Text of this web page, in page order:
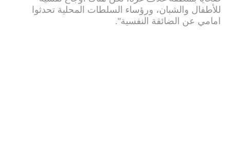
للأطفال والشبان، ورؤساء السلطات المحلية تحدثوا
امامي عن الضائقة النفسية".